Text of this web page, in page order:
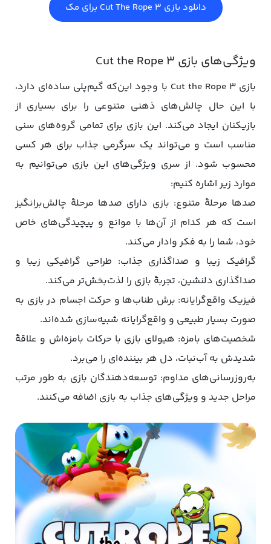
دانلود بازی Cut The Rope 3 برای مک
ویژگی‌های بازی Cut the Rope 3
بازی Cut the Rope 3 با وجود این‌که گیم‌پلی ساده‌ای دارد،
با این حال چالش‌های ذهنی متنوعی را برای بسیاری از
بازیکنان ایجاد می‌کند. این بازی برای تمامی گروه‌های سنی
مناسب است و می‌تواند یک سرگرمی جذاب برای هر کسی
محسوب شود. از سری ویژگی‌های این بازی می‌توانیم به
موارد زیر اشاره کنیم:
صدها مرحلۀ متنوع: بازی دارای صدها مرحلۀ چالش‌برانگیز
است که هر کدام از آن‌ها با موانع و پیچیدگی‌های خاص
خود، شما را به فکر وادار می‌کند.
گرافیک زیبا و صداگذاری جذاب: طراحی گرافیکی زیبا و
صداگذاری دلنشین، تجربۀ بازی را لذت‌بخش‌تر می‌کند.
فیزیک واقع‌گرایانه: برش طناب‌ها و حرکت اجسام در بازی به
صورت بسیار طبیعی و واقع‌گرایانه شبیه‌سازی شده‌اند.
شخصیت‌های بامزه: هیولای بازی با حرکات بامزه‌اش و علاقۀ
شدیدش به آب‌نبات، دل هر بیننده‌ای را می‌برد.
به‌روزرسانی‌های مداوم: توسعه‌دهندگان بازی به طور مرتب
مراحل جدید و ویژگی‌های جذاب به بازی اضافه می‌کنند.